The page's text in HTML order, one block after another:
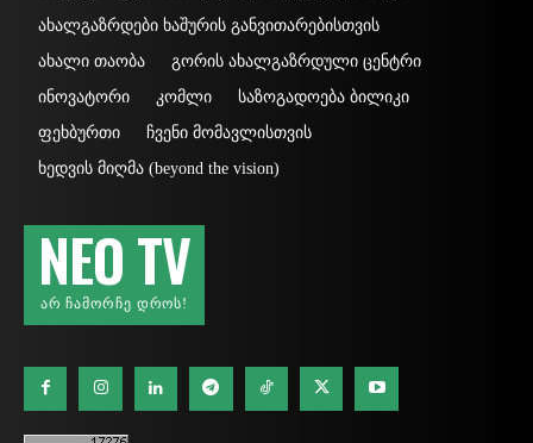
ახალგაზრდები ხაშურის განვითარებისთვის
ახალი თაობა
გორის ახალგაზრდული ცენტრი
ინოვატორი
კომლი
საზოგადოება ბილიკი
ფეხბურთი
ჩვენი მომავლისთვის
ხედვის მიღმა (beyond the vision)
NEO TV
ᲐᲠ ᲩᲐᲛᲝᲠᲩᲔ ᲓᲠᲝᲡ!